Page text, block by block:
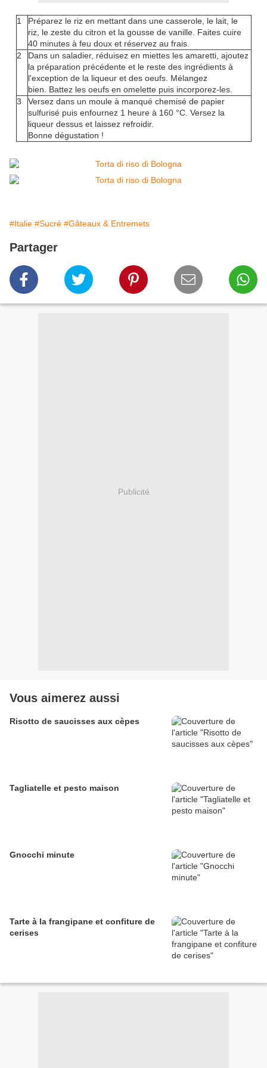
1
Préparez le riz en mettant dans une casserole, le lait, le
riz, le zeste du citron et la gousse de vanille. Faites cuire
40 minutes à feu doux et réservez au frais.
2
Dans un saladier, réduisez en miettes les amaretti, ajoutez
la préparation précédente et le reste des ingrédients à
l'exception de la liqueur et des oeufs. Mélangez
bien. Battez les oeufs en omelette puis incorporez-les.
3
Versez dans un moule à manqué chemisé de papier
sulfurisé puis enfournez 1 heure à 160 °C. Versez la
liqueur dessus et laissez refroidir.
Bonne dégustation !
#Italie #Sucré #Gâteaux & Entremets
Partager
Publicité
Vous aimerez aussi
Risotto de saucisses aux cèpes
Tagliatelle et pesto maison
Gnocchi minute
Tarte à la frangipane et confiture de
cerises